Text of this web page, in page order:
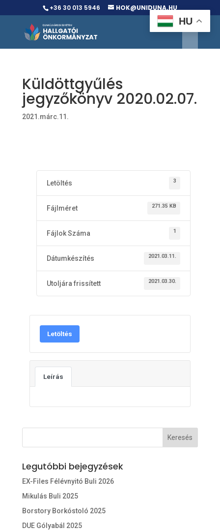
+36 30 013 5946 HOK@UNIDUNA.HU
Küldöttgyűlés
jegyzőkönyv 2020.02.07.
2021.márc.11.
Letöltés 3
Fájlméret 271.35 KB
Fájlok Száma 1
Dátumkészítés 2021.03.11.
Utoljára frissített 2021.03.30.
Letöltés
Leírás
Legutóbbi bejegyzések
EX-Files Félévnyitó Buli 2026
Mikulás Buli 2025
Borstory Borkóstoló 2025
DUE Gólyabál 2025
HU